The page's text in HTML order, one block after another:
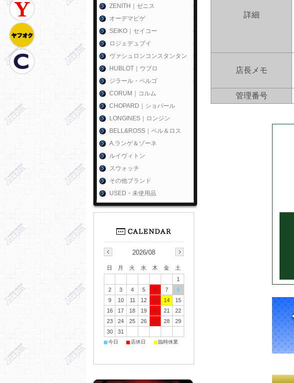
詳細
店長メモ
管理番号
ZENITH｜ゼニス
オーデマピゲ
SEIKO｜セイコー
ロジェデュブイ
ヴァシュロンコンスタンタン
HUBLOT｜ウブロ
ジラール・ペルゴ
CORUM｜コルム
CHOPARD｜ショパール
LONGINES｜ロンジン
BELL&ROSS｜ベル＆ロス
A.ランゲ＆ゾーネ
ルイヴィトン
スウォッチ
その他ブランド
USED・未使用品
2026/08
日 月 火 水 木 金
土
1
2
3 4 5 6 7
8
9
10 11 12 13 14
15
16
17 18 19 20 21
22
23
24 25 26 27 28
29
30
31
■今日 ■ 店休日 ■臨時休業